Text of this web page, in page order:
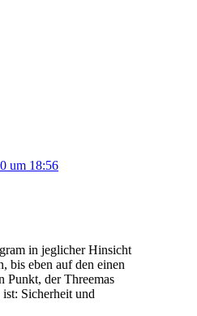
um 18:56
in jeglicher Hinsicht
bis eben auf den einen
Punkt, der Threemas
Sicherheit und